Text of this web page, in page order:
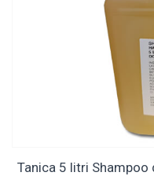
Tanica 5 litri Shampoo